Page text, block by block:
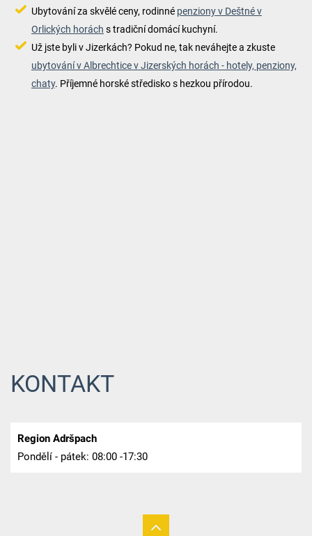
Ubytování za skvělé ceny, rodinné penziony v Deštné v
Orlických horách s tradiční domácí kuchyní.
Už jste byli v Jizerkách? Pokud ne, tak neváhejte a zkuste
ubytování v Albrechtice v Jizerských horách - hotely, penziony,
chaty. Příjemné horské středisko s hezkou přírodou.
KONTAKT
Region Adršpach
Pondělí - pátek: 08:00 -17:30